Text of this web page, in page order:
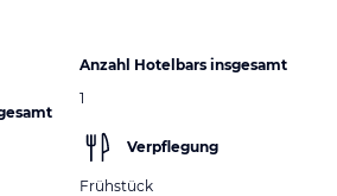
Anzahl Hotelbars insgesamt
1
Verpflegung
Frühstück